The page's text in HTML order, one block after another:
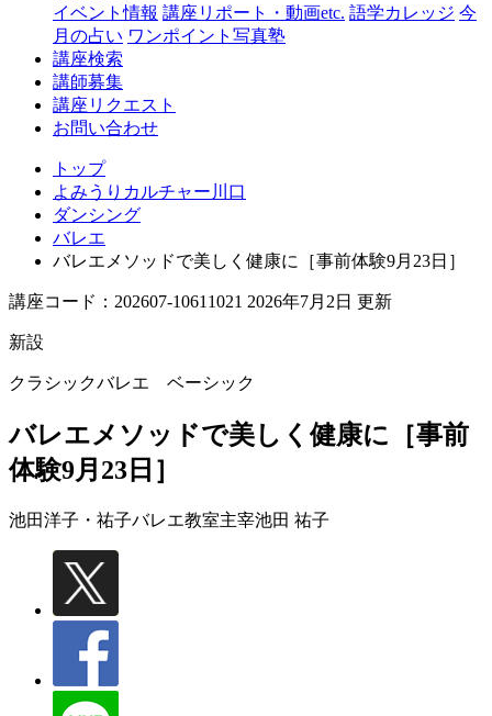
イベント情報 講座リポート・動画etc. 語学カレッジ 今
月の占い ワンポイント写真塾
講座検索
講師募集
講座リクエスト
お問い合わせ
トップ
よみうりカルチャー川口
ダンシング
バレエ
バレエメソッドで美しく健康に［事前体験9月23日］
講座コード：202607-10611021 2026年7月2日 更新
新設
クラシックバレエ ベーシック
バレエメソッドで美しく健康に［事前
体験9月23日］
池田洋子・祐子バレエ教室主宰池田 祐子